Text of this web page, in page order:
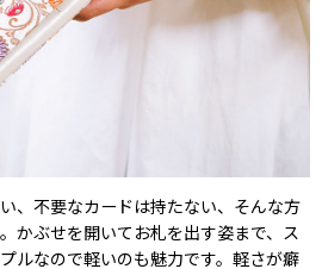
、不要なカードは持たない、そんな方
かぶせを開いてお札を出す姿まで、ス
ルなので軽いのも魅力です。軽さが癖